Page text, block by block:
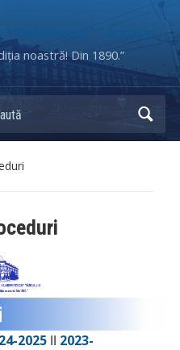
noastră! Din 1890.”
2025 ǀǀ 2023-